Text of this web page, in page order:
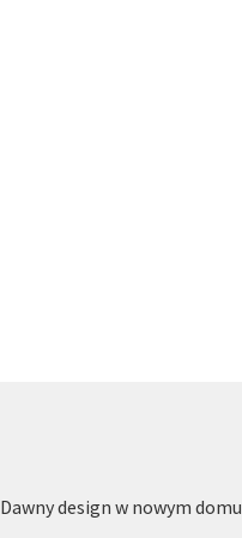
Dawny design w nowym domu